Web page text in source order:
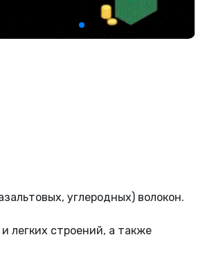
углеродных) волокон.
легких строений, а также